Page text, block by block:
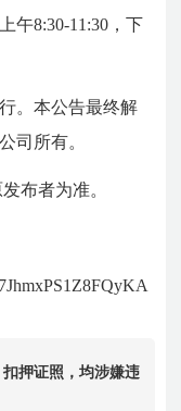
午8:30-11:30，下
。本公告最终解
司所有。
布者为准。
押证照，均涉嫌违